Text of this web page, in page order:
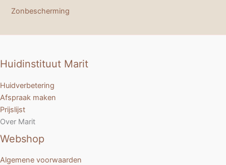
Zonbescherming
Huidinstituut Marit
Huidverbetering
Afspraak maken
Prijslijst
Over Marit
Webshop
Algemene voorwaarden